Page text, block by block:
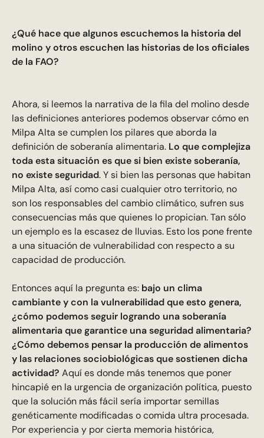
¿Qué hace que algunos escuchemos la historia del
molino y otros escuchen las historias de los oficiales
de la FAO?
Ahora, si leemos la narrativa de la fila del molino desde
las definiciones anteriores podemos observar cómo en
Milpa Alta se cumplen los pilares que aborda la
definición de soberanía alimentaria. Lo que complejiza
toda esta situación es que si bien existe soberanía,
no existe seguridad. Y si bien las personas que habitan
Milpa Alta, así como casi cualquier otro territorio, no
son los responsables del cambio climático, sufren sus
consecuencias más que quienes lo propician. Tan sólo
un ejemplo es la escasez de lluvias. Esto los pone frente
a una situación de vulnerabilidad con respecto a su
capacidad de producción.
Entonces aquí la pregunta es:bajo un clima
cambiante y con la vulnerabilidad que esto genera,
¿cómo podemos seguir logrando una soberanía
alimentaria que garantice una seguridad alimentaria?
¿Cómo debemos pensar la producción de alimentos
y las relaciones sociobiológicas que sostienen dicha
actividad? Aquí es donde más tenemos que poner
hincapié en la urgencia de organización política, puesto
que la solución más fácil sería importar semillas
genéticamente modificadas o comida ultra procesada.
Por experiencia y por cierta memoria histórica,